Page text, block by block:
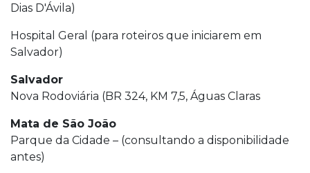
Dias D'Ávila)
Hospital Geral (para roteiros que iniciarem em
Salvador)
Salvador
Nova Rodoviária (BR 324, KM 7,5, Águas Claras
Mata de São João
Parque da Cidade – (consultando a disponibilidade
antes)